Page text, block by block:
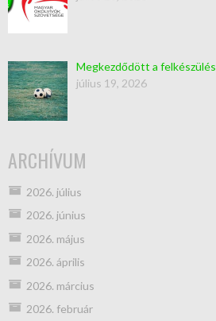
Megkezdődött a felkészülés
július 19, 2026
ARCHÍVUM
2026. július
2026. június
2026. május
2026. április
2026. március
2026. február